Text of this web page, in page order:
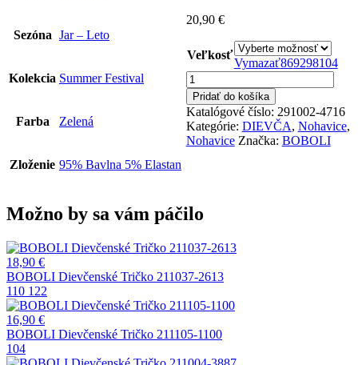
20,90 €
Veľkosť
Vymazať869298104
množstvo
BOBOLI
Dievčenské
Nohavice
291002-
4716
Pridať do košíka
Katalógové číslo: 291002-4716
Kategórie: DIEVČA, Nohavice,
Nohavice Značka: BOBOLI
Sezóna Jar – Leto
Kolekcia Summer Festival
Farba Zelená
Zloženie 95% Bavlna 5% Elastan
Možno by sa vám páčilo
18,90 €
BOBOLI Dievčenské Tričko 211037-2613
110 122
16,90 €
BOBOLI Dievčenské Tričko 211105-1100
104